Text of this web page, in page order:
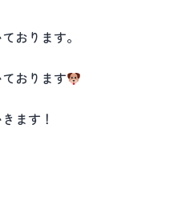
おります。
おります
ます！